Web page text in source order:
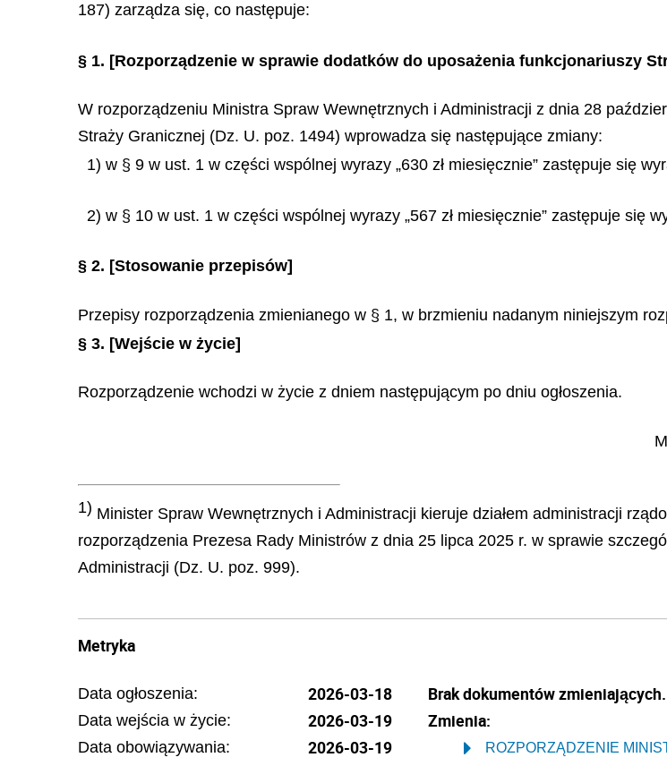
187) zarządza się, co następuje:
§ 1. [Rozporządzenie w sprawie dodatków do uposażenia funkcjonariuszy
W rozporządzeniu Ministra Spraw Wewnętrznych i Administracji z dnia 28
Straży Granicznej (Dz. U. poz. 1494) wprowadza się następujące zmiany:
1) w § 9 w ust. 1 w części wspólnej wyrazy „630 zł miesięcznie” zastępuje się
2) w § 10 w ust. 1 w części wspólnej wyrazy „567 zł miesięcznie” zastępuje się
§ 2. [Stosowanie przepisów]
Przepisy rozporządzenia zmienianego w § 1, w brzmieniu nadanym niniejszym
§ 3. [Wejście w życie]
Rozporządzenie wchodzi w życie z dniem następującym po dniu ogłoszenia.
1) Minister Spraw Wewnętrznych i Administracji kieruje działem administracji
rozporządzenia Prezesa Rady Ministrów z dnia 25 lipca 2025 r. w sprawie
Administracji (Dz. U. poz. 999).
Metryka
Data ogłoszenia: 2026-03-18
Data wejścia w życie: 2026-03-19
Data obowiązywania: 2026-03-19
Brak dokumentów zmieniających.
Zmienia:
ROZPORZĄDZENIE